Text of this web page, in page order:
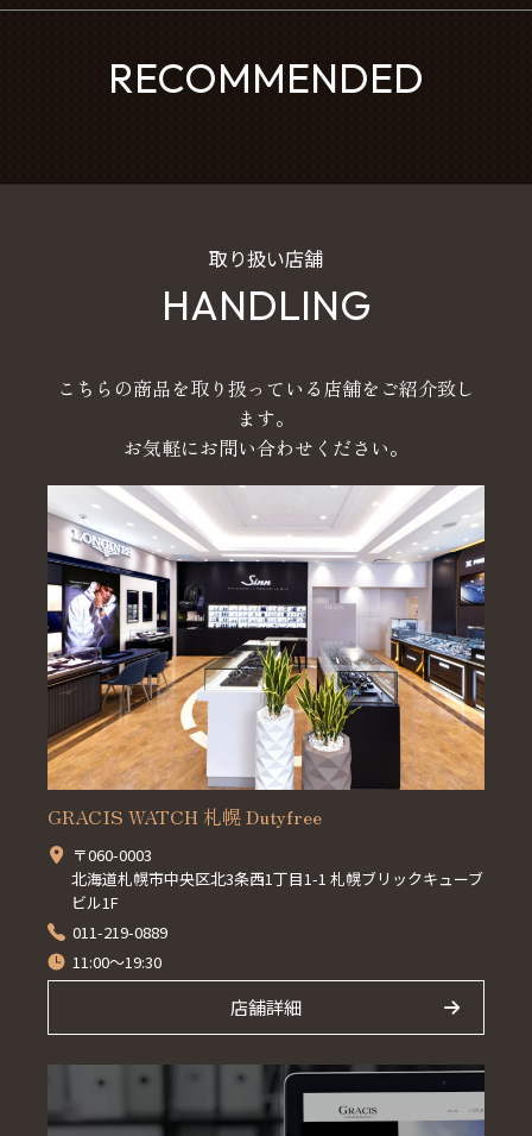
RECOMMENDED
取り扱い店舗
HANDLING
こちらの商品を取り扱っている店舗をご紹介致し
ます。
お気軽にお問い合わせください。
GRACIS WATCH 札幌 Dutyfree
〒060-0003
北海道札幌市中央区北3条西1丁目1-1 札幌ブリックキューブ
ビル1F
011-219-0889
11:00～19:30
店舗詳細